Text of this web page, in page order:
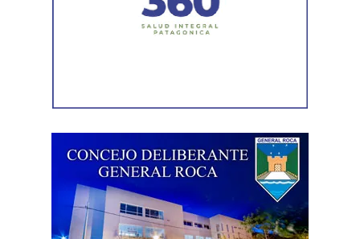
distintas firmas. A esa información se agregó un
ni qué parte correspondía al progenitor.
La jueza también examinó una certificación contable que
él mismo presentó. Ese documento informó un promedio
de ingresos durante un período determinado y consignó
una relación laboral con una de las empresas. El fallo